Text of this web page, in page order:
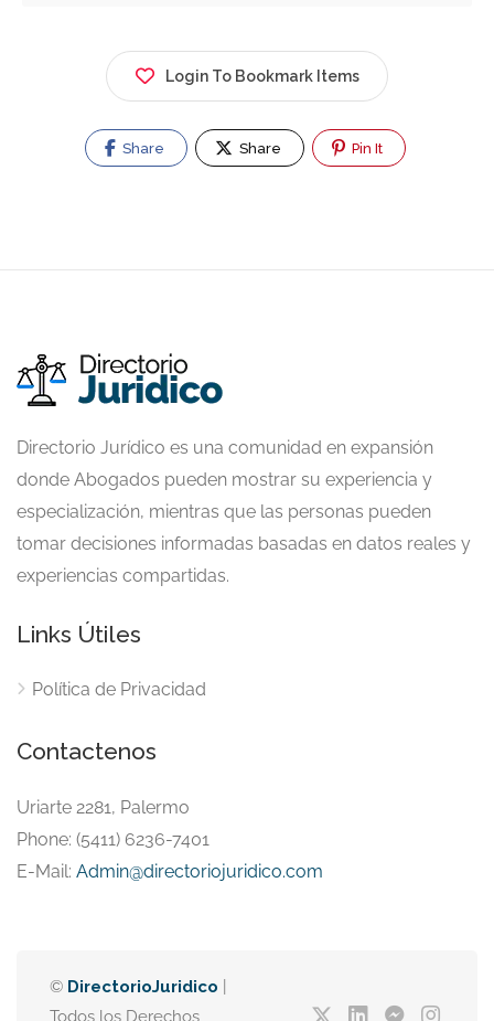
Login To Bookmark Items
Share Share Pin It
Directorio Jurídico es una comunidad en expansión
donde Abogados pueden mostrar su experiencia y
especialización, mientras que las personas pueden
tomar decisiones informadas basadas en datos reales y
experiencias compartidas.
Links Útiles
Política de Privacidad
Contactenos
Uriarte 2281, Palermo
Phone: (5411) 6236-7401
E-Mail: Admin@directoriojuridico.com
© DirectorioJuridico
Todos los Derechos